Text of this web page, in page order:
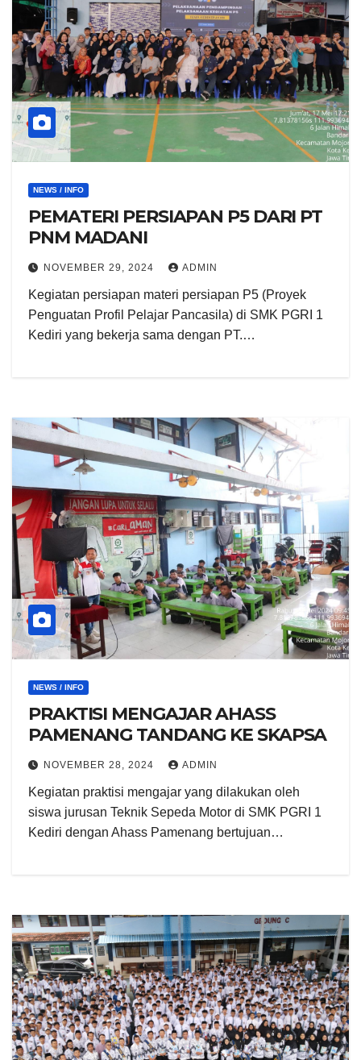
NEWS / INFO
PEMATERI PERSIAPAN P5 DARI PT
PNM MADANI
NOVEMBER 29, 2024 ADMIN
Kegiatan persiapan materi persiapan P5 (Proyek
Penguatan Profil Pelajar Pancasila) di SMK PGRI 1
Kediri yang bekerja sama dengan PT.…
NEWS / INFO
PRAKTISI MENGAJAR AHASS
PAMENANG TANDANG KE SKAPSA
NOVEMBER 28, 2024 ADMIN
Kegiatan praktisi mengajar yang dilakukan oleh
siswa jurusan Teknik Sepeda Motor di SMK PGRI 1
Kediri dengan Ahass Pamenang bertujuan…